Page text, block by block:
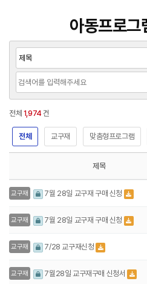
아동프로그
전체 1,974 건
전체 교구재 맞춤형프로그램
제목
교구재 7월 28일 교구재 구매 신청
교구재 7월 28일 교구재 구매 신청
교구재 7/28 교구재신청
교구재 7월28일 교구재구매 신청서